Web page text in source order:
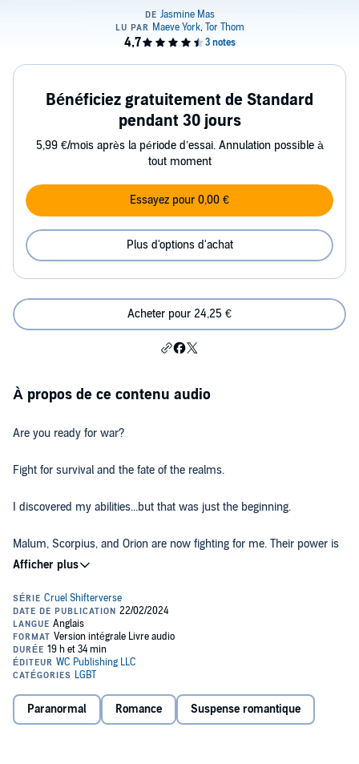
Bénéficiez gratuitement de Standard
pendant 30 jours
5,99 €/mois après la période d’essai. Annulation possible à
tout moment
Essayez pour 0,00 €
Plus d'options d'achat
Acheter pour 24,25 €
À propos de ce contenu audio
Are you ready for war?
Fight for survival and the fate of the realms.
I discovered my abilities...but that was just the beginning.
Malum, Scorpius, and Orion are now fighting for me. Their power is
mind-boggling. The carnage staggering. The High Court wants me to
control them, but you can't leash monsters. Even with Sadie, Jinx,
beating and life altering secrets are being revealed.
It's time for combat. Let the battles begin.
©2023 Jasmine Mas (P)2024 Jasmine Mas
Paranormal Romance Suspense romantique